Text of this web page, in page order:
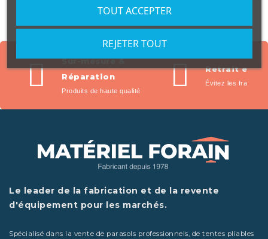
Sur-mesure &
Réparation
Produits de haute qualité
Retrait en
Évitez les frais de
Le leader de la fabrication et de la revente
d'équipement pour les marchés.
Spécialisé dans la vente de parasols professionnels, de tentes pliables
REJETER TOUT
TOUT ACCEPTER